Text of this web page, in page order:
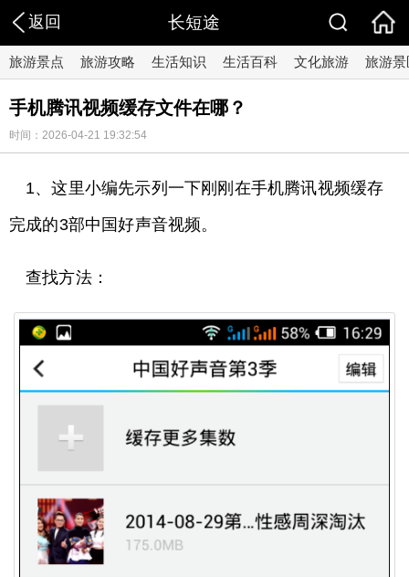
返回 长短途
旅游景点 旅游攻略 生活知识 生活百科 文化旅游 旅游景
手机腾讯视频缓存文件在哪？
时间：2026-04-21 19:32:54
1、这里小编先示列一下刚刚在手机腾讯视频缓存
完成的3部中国好声音视频。
查找方法：